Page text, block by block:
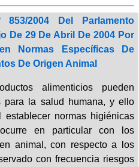
853/2004 Del Parlamento
De 29 De Abril De 2004 Por
Normas Específicas De
De Origen Animal
alimenticios pueden
para la salud humana, y ello
establecer normas higiénicas
en particular con los
animal, con respecto a los
con frecuencia riesgos